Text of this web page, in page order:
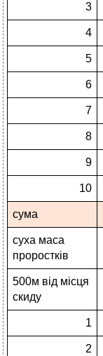
3
4
5
6
7
8
9
10
сума
суха маса
проростків
500м від місця
скиду
1
2